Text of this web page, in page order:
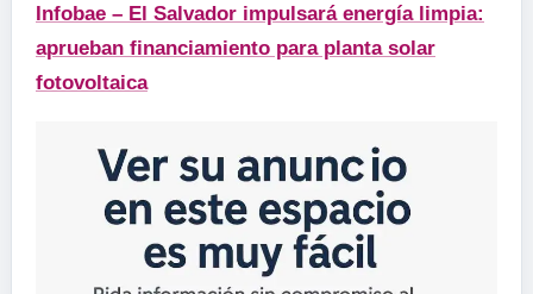
Infobae – El Salvador impulsará energía limpia:
aprueban financiamiento para planta solar
fotovoltaica